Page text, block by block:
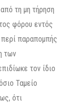
τη μη τήρηση
φόρου εντός
παραπομπής
των
τον ίδιο
Ταμείο
ότι